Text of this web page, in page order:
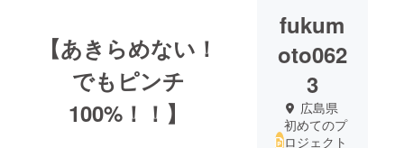
【あきらめない！
でもピンチ
100%！！】
fukum
oto062
3
広島県
初めてのプ
ロジェクト